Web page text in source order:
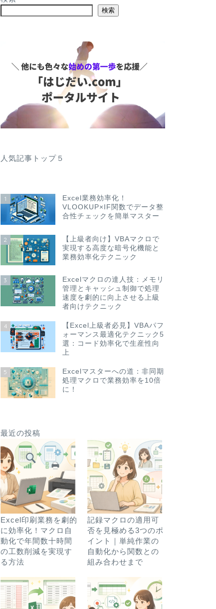
検索
人気記事トップ５
1
Excel業務効率化！
VLOOKUP×IF関数でデータ整
合性チェックを簡単マスター
2
【上級者向け】VBAマクロで
実現する高度な暗号化機能と
業務効率化テクニック
3
Excelマクロの達人技：メモリ
管理とキャッシュ制御で処理
速度を劇的に向上させる上級
者向けテクニック
4
【Excel上級者必見】VBAパフ
ォーマンス最適化テクニック5
選：コード効率化で生産性向
上
5
Excelマスターへの道：非同期
処理マクロで業務効率を10倍
に！
最近の投稿
Excel印刷業務を劇的
に効率化！マクロ自
動化で年間数十時間
の工数削減を実現す
る方法
記録マクロの適用可
否を見極める3つのポ
イント｜単純作業の
自動化から関数との
組み合わせまで